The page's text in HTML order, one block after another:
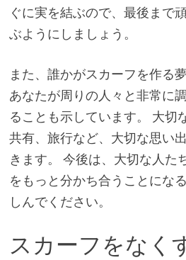
ぐに実を結ぶので、最後まで
ぶようにしましょう。
また、誰かがスカーフを作る
あなたが周りの人々と非常に
ることも示しています。 大切
共有、旅行など、大切な思い
きます。 今後は、大切な人た
をもっと分かち合うことにな
しんでください。
スカーフをなく